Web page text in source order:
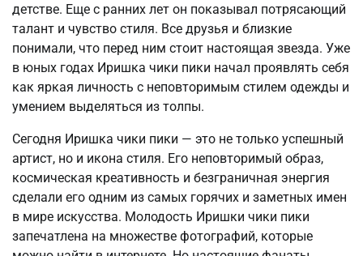
детстве. Еще с ранних лет он показывал потрясающий
талант и чувство стиля. Все друзья и близкие
понимали, что перед ним стоит настоящая звезда. Уже
в юных годах Иришка чики пики начал проявлять себя
как яркая личность с неповторимым стилем одежды и
умением выделяться из толпы.
Сегодня Иришка чики пики — это не только успешный
артист, но и икона стиля. Его неповторимый образ,
космическая креативность и безграничная энергия
сделали его одним из самых горячих и заметных имен
в мире искусства. Молодость Иришки чики пики
запечатлена на множестве фотографий, которые